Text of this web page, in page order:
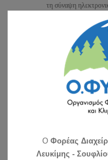
τη σύναψη
Συμμετοχή της
δήμου Σουφλίου
Η Μονάδα
Δαδιάς και
Ανακοίνωση για τη
Κυριακές και αργίες
Αγαπητοί φίλοι του
Ανακοίνωση για τη
O Φορέας
Λευκίμης -